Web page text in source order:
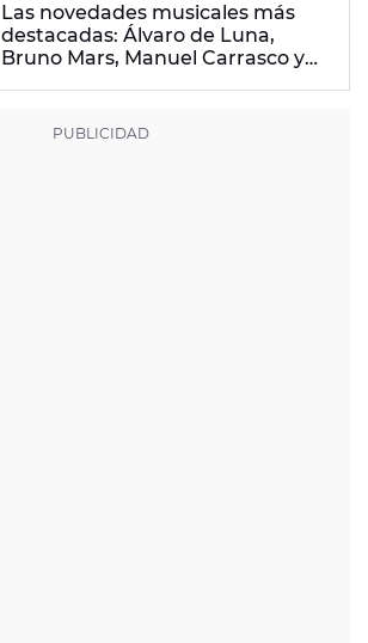
Las novedades musicales más
destacadas: Álvaro de Luna,
Bruno Mars, Manuel Carrasco y